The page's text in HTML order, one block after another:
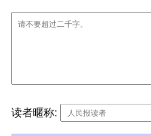
读者暱称: